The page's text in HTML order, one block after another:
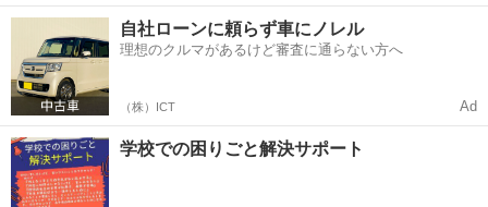
ればいいか分からない」 という方向けに、 1分でできる無料のAI副業
診断を プレゼントしています✨ ＼AI副業診断でわかること／ 🐾あ...
広島 広島市 その他 無料
自社ローンに頼らず車にノレル
理想のクルマがあるけど審査に通らない方へ
（株）ICT Ad
学校での困りごと解決サポート